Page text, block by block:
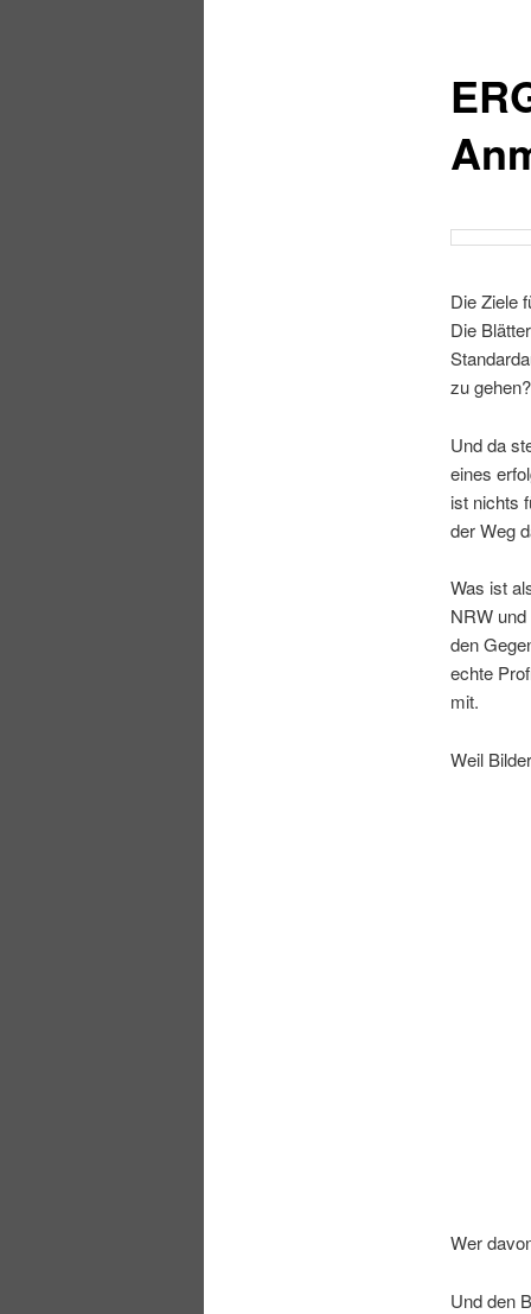
Die Ziele
Die
zu gehen?
Und da
eines
ist nichts
der Weg
Was ist
NRW
den
echte
mit.
Weil
Wer
Und den